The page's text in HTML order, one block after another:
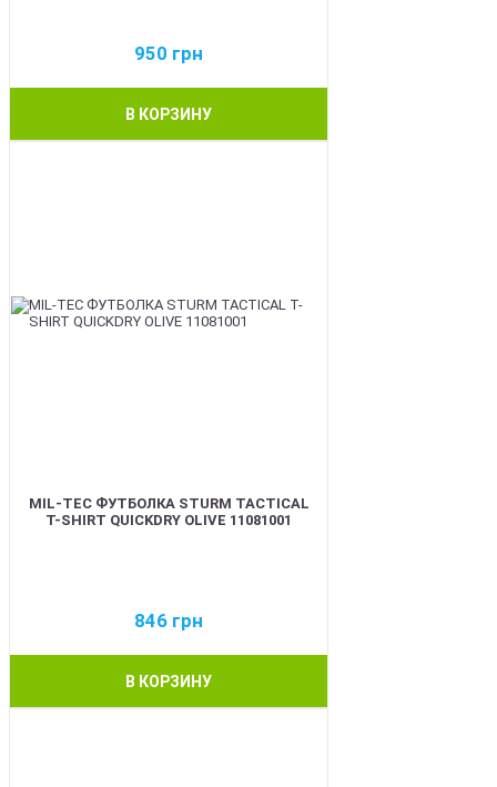
950 грн
В КОРЗИНУ
MIL-TEC ФУТБОЛКА STURM TACTICAL
T-SHIRT QUICKDRY OLIVE 11081001
846 грн
В КОРЗИНУ